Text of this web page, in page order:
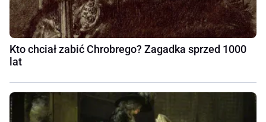
Kto chciał zabić Chrobrego? Zagadka sprzed 1000
lat